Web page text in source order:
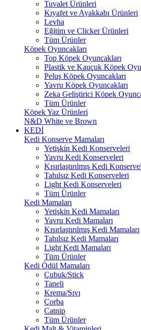
Tuvalet Ürünleri
Kıyafet ve Ayakkabı Ürünleri
Levha
Eğitim ve Clicker Ürünleri
Tüm Ürünler
Köpek Oyuncakları
Top Köpek Oyuncakları
Plastik ve Kauçuk Köpek
Peluş Köpek Oyuncakları
Yavru Köpek Oyuncakları
Zeka Geliştirici Köpek
Tüm Ürünler
Köpek Yaz Ürünleri
N&D White ve Brown
KEDİ
Kedi Konserve Mamaları
Yetişkin Kedi Konserveleri
Yavru Kedi Konserveleri
Kısırlaştırılmış Kedi
Tahılsız Kedi Konserveleri
Light Kedi Konserveleri
Tüm Ürünler
Kedi Mamaları
Yetişkin Kedi Mamaları
Yavru Kedi Mamaları
Kısırlaştırılmış Kedi Mamaları
Tahılsız Kedi Mamaları
Light Kedi Mamaları
Tüm Ürünler
Kedi Ödül Mamaları
Çubuk/Stick
Taneli
Krema/Sıvı
Çorba
Catnip
Tüm Ürünler